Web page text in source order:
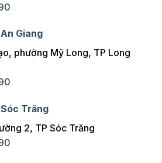
Giang
phường Mỹ Long, TP Long
Trăng
2, TP Sóc Trăng